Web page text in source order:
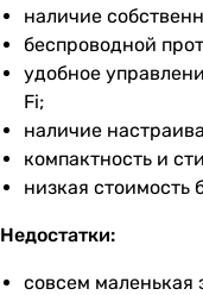
наличие
беспроводной
удобное
Fi;
наличие
компактность и
низкая стоимость
Недостатки:
совсем маленькая